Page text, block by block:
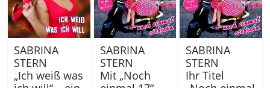
SABRINA
STERN
„Ich weiß was
SABRINA
STERN
Mit „Noch
SABRINA
STERN
Ihr Titel